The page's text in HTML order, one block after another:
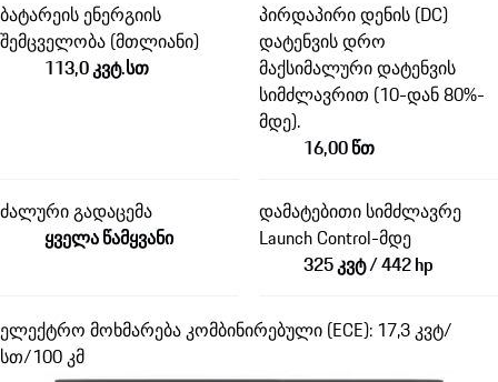
ბატარეის ენერგიის
შემცველობა (მთლიანი)
113,0 კვტ.სთ
პირდაპირი დენის (DC)
დატენვის დრო
მაქსიმალური დატენვის
სიმძლავრით (10-დან 80%-
მდე).
16,00 წთ
ძალური გადაცემა
ყველა წამყვანი
დამატებითი სიმძლავრე
Launch Control-მდე
325 კვტ / 442 hp
ელექტრო მოხმარება კომბინირებული (ECE): 17,3 კვტ/
სთ/100 კმ